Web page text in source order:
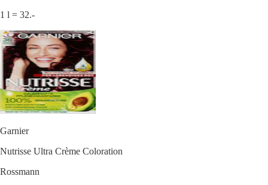
1 l = 32.-
Garnier
Nutrisse Ultra Crème Coloration
Rossmann